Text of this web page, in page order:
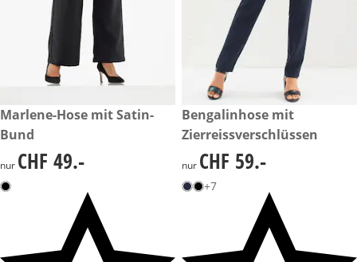
CHF 49.-
Marlene-Hose mit Satin-
Bund
CHF 49.-
nur CHF 49.-
CHF 59.-
Bengalinhose mit
Zierreissverschlüssen
CHF 59.-
nur CHF 59.-
+7